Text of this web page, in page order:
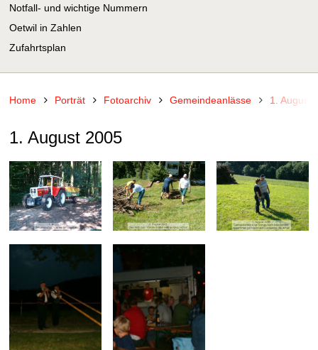
Notfall- und wichtige Nummern
Oetwil in Zahlen
Zufahrtsplan
Home Porträt Fotoarchiv Gemeindeanlässe 1. August
1. August 2005